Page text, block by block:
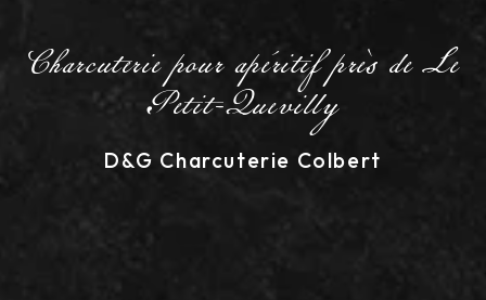
Charcuterie pour apéritif près de Le
Petit-Quevilly
D&G Charcuterie Colbert